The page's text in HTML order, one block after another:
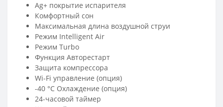
Ag+ покрытие испарителя
Комфортный сон
Максимальная длина воздушной струи
Режим Intelligent Air
Режим Turbo
Функция Авторестарт
Защита компрессора
Wi-Fi управление (опция)
-40 °C Охлаждение (опция)
24-часовой таймер